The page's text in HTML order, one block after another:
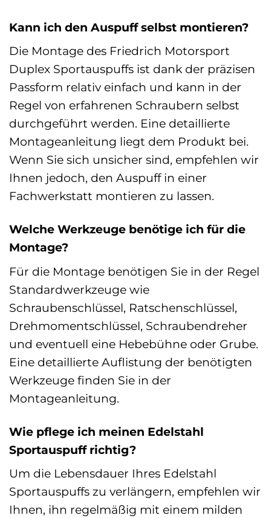
Kann ich den Auspuff selbst montieren?
Die Montage des Friedrich Motorsport
Duplex Sportauspuffs ist dank der präzisen
Passform relativ einfach und kann in der
Regel von erfahrenen Schraubern selbst
durchgeführt werden. Eine detaillierte
Montageanleitung liegt dem Produkt bei.
Wenn Sie sich unsicher sind, empfehlen wir
Ihnen jedoch, den Auspuff in einer
Fachwerkstatt montieren zu lassen.
Welche Werkzeuge benötige ich für die
Montage?
Für die Montage benötigen Sie in der Regel
Standardwerkzeuge wie
Schraubenschlüssel, Ratschenschlüssel,
Drehmomentschlüssel, Schraubendreher
und eventuell eine Hebebühne oder Grube.
Eine detaillierte Auflistung der benötigten
Werkzeuge finden Sie in der
Montageanleitung.
Wie pflege ich meinen Edelstahl
Sportauspuff richtig?
Um die Lebensdauer Ihres Edelstahl
Sportauspuffs zu verlängern, empfehlen wir
Ihnen, ihn regelmäßig mit einem milden